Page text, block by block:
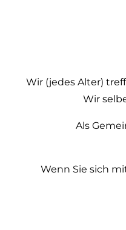
Wir (jedes Alter)
Wir
Als
Wenn Sie sich